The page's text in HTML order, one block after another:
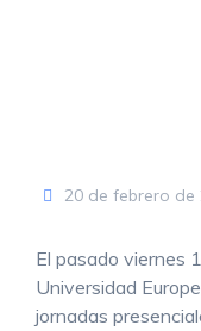
20 de febrero de
El pasado viernes
Universidad
jornadas